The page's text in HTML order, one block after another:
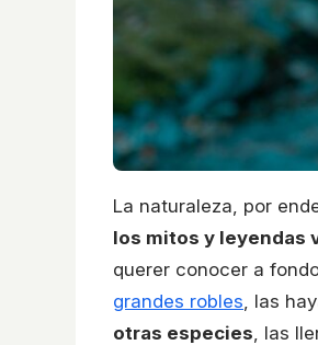
La naturaleza, por
los mitos y leyendas
querer conocer a
grandes robles , las
otras especies , las